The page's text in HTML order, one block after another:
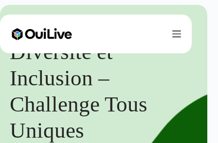
Diversité et
Inclusion –
Challenge Tous
Uniques